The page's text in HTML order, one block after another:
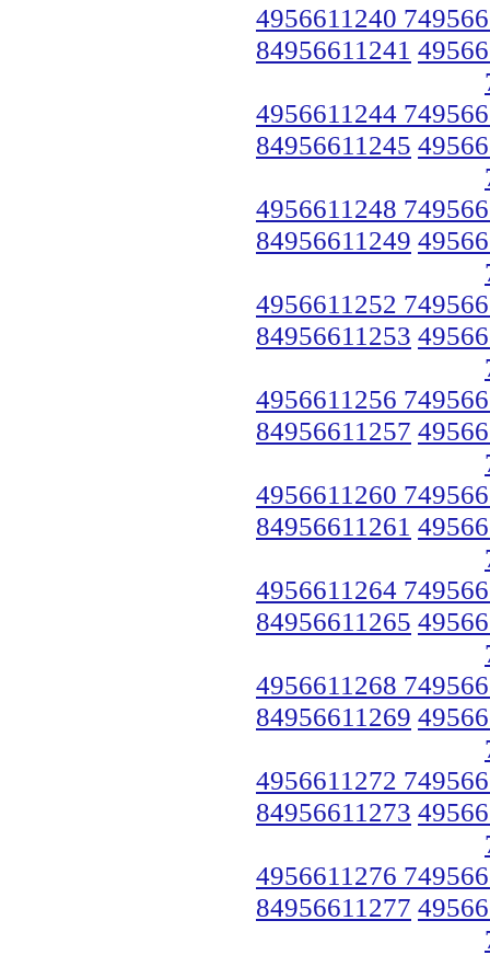
4956611240
84956611241
4956611244
84956611245
4956611248
84956611249
4956611252
84956611253
4956611256
84956611257
4956611260
84956611261
4956611264
84956611265
4956611268
84956611269
4956611272
84956611273
4956611276
84956611277